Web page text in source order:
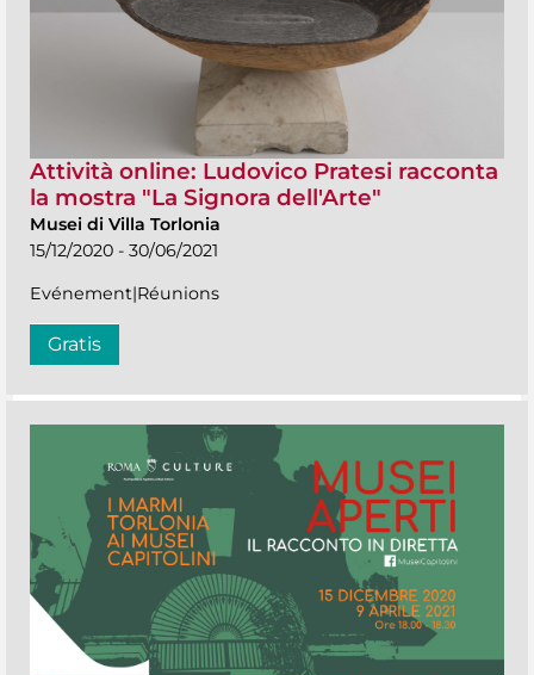
Attività online: Ludovico Pratesi racconta
la mostra "La Signora dell'Arte"
Musei di Villa Torlonia
15/12/2020 - 30/06/2021
Evénement|Réunions
Gratis